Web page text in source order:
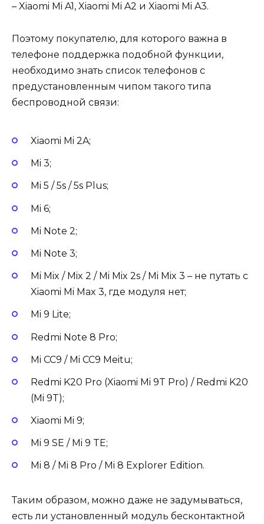
– Xiaomi Mi A1, Xiaomi Mi A2 и Xiaomi Mi A3.
Поэтому покупателю, для которого важна в
телефоне поддержка подобной функции,
необходимо знать список телефонов с
предустановленным чипом такого типа
беспроводной связи:
Xiaomi Mi 2A;
Mi 3;
Mi 5 / 5s / 5s Plus;
Mi 6;
Mi Note 2;
Mi Note 3;
Mi Mix / Mix 2 / Mi Mix 2s / Mi Mix 3 – не путать с
Xiaomi Mi Max 3, где модуля нет;
Mi 9 Lite;
Redmi Note 8 Pro;
Mi CC9 / Mi CC9 Meitu;
Redmi K20 Pro (Xiaomi Mi 9T Pro) / Redmi K20
(Mi 9T);
Xiaomi Mi 9;
Mi 9 SE / Mi 9 TE;
Mi 8 / Mi 8 Pro / Mi 8 Explorer Edition.
Таким образом, можно даже не задумываться,
есть ли установленный модуль бесконтактной